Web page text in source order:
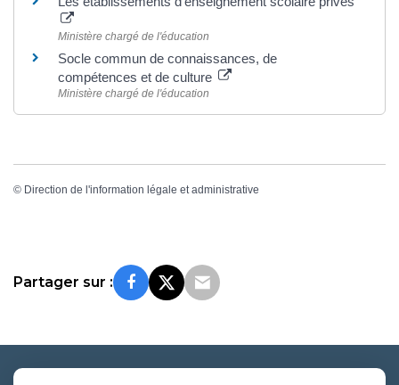
Ministère chargé de l'éducation
Socle commun de connaissances, de
compétences et de culture
Ministère chargé de l'éducation
© Direction de l'information légale et administrative
Partager sur :